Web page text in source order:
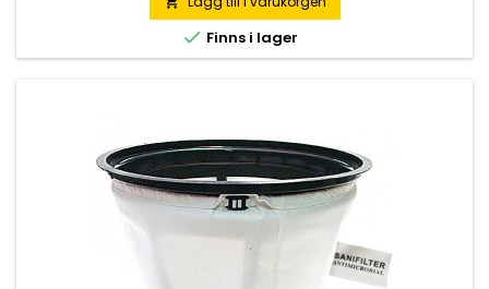
 Finns i lager